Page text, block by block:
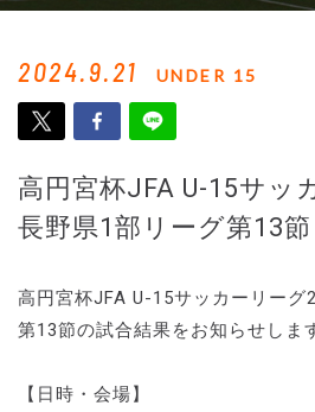
2024.9.21 UNDER 15
高円宮杯JFA U-15サッ
長野県1部リーグ第13
高円宮杯JFA U-15サッカーリーグ
第13節の試合結果をお知らせしま
【日時・会場】